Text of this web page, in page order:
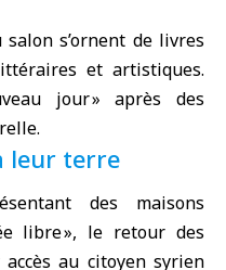
s’ornent de livres
et artistiques.
jour » après des
leur terre
des maisons
libre », le retour des
au citoyen syrien